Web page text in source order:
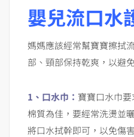
嬰兒流口水
媽媽應該經常幫寶寶擦拭
部、頸部保持乾爽，以
1 、 口水巾 ： 寶寶口水巾
棉質為佳，要經常洗燙並
將口水拭幹即可，以免傷